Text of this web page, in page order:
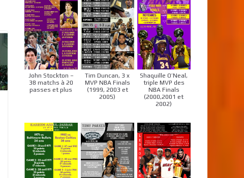
John Stockton –
38 matchs à 20
passes et plus
Tim Duncan, 3 x
MVP NBA Finals
(1999, 2003 et
2005)
Shaquille O’Neal,
triple MVP des
NBA Finals
(2000,2001 et
2002)